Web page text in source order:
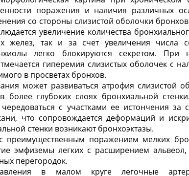
поражения и наличия различных
со стороны слизистой оболочки
увеличение количества
желез, так и за счет увеличения числа
легко блокируются секретом. При
гиперемия слизи­стых оболочек с
в просветах бронхов.
может развиваться атрофия слизистой
глубоких слоях бронхиальной
с участками ее истончения за
что сопровождается деформаций и
стенки возникают бронхоэктазы.
преимущественным поражением мелких
эмфиземы легких с расширением
перегородок.
в малом круге легочные